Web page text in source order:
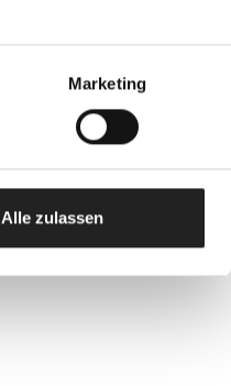
Marketing
Alle zulassen